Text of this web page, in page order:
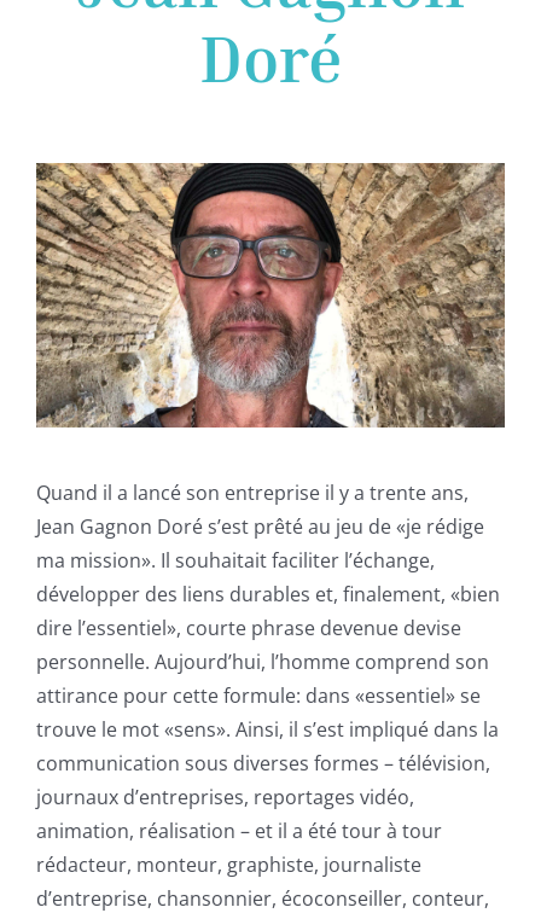
Doré
Quand il a lancé son entreprise il y a trente ans,
Jean Gagnon Doré s’est prêté au jeu de «je rédige
ma mission». Il souhaitait faciliter l’échange,
développer des liens durables et, finalement, «bien
dire l’essentiel», courte phrase devenue devise
personnelle. Aujourd’hui, l’homme comprend son
attirance pour cette formule: dans «essentiel» se
trouve le mot «sens». Ainsi, il s’est impliqué dans la
communication sous diverses formes – télévision,
journaux d’entreprises, reportages vidéo,
animation, réalisation – et il a été tour à tour
rédacteur, monteur, graphiste, journaliste
d’entreprise, chansonnier, écoconseiller, conteur,